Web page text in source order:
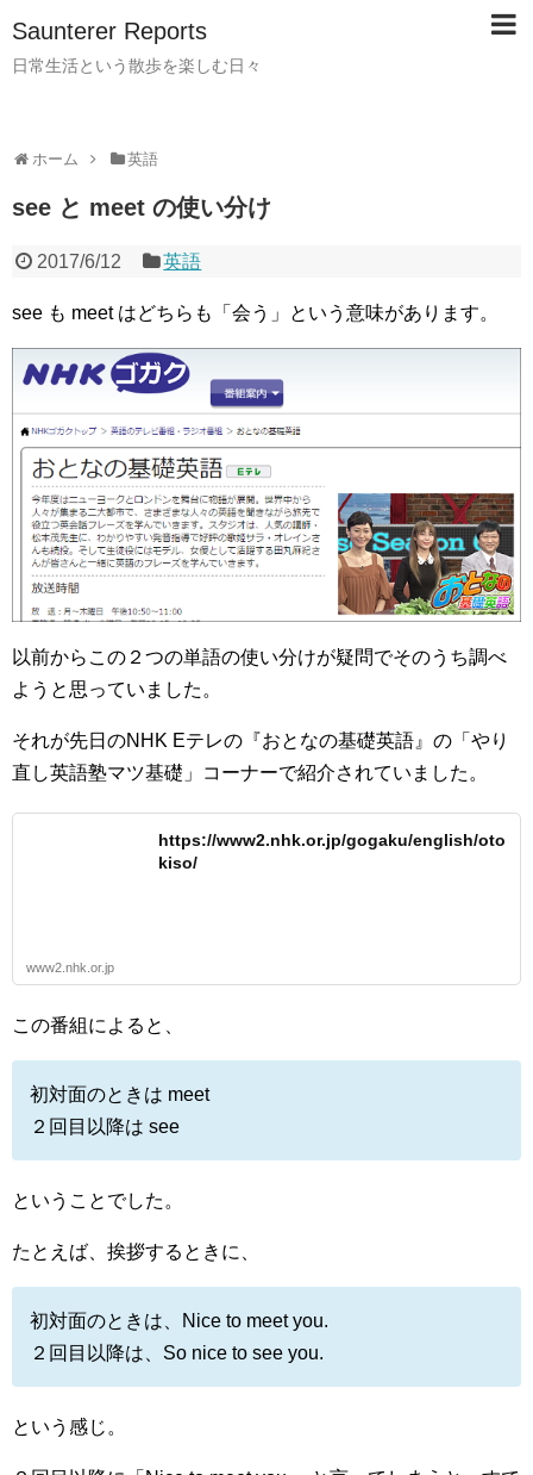
Saunterer Reports
日常生活という散歩を楽しむ日々
ホーム 英語
see と meet の使い分け
2017/6/12 英語
see も meet はどちらも「会う」という意味があります。
以前からこの２つの単語の使い分けが疑問でそのうち調べ
ようと思っていました。
それが先日のNHK Eテレの『おとなの基礎英語』の「やり
直し英語塾マツ基礎」コーナーで紹介されていました。
https://www2.nhk.or.jp/gogaku/english/oto
kiso/
www2.nhk.or.jp
この番組によると、
初対面のときは meet
２回目以降は see
ということでした。
たとえば、挨拶するときに、
初対面のときは、Nice to meet you.
２回目以降は、So nice to see you.
という感じ。